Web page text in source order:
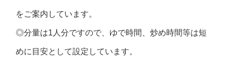
をご案内しています。
◎分量は1人分ですので、ゆで時間、炒め時間等は短
めに目安として設定しています。